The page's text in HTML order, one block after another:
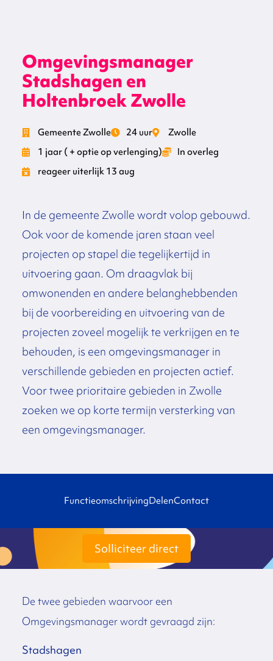
Omgevingsmanager
Stadshagen en
Holtenbroek Zwolle
Gemeente Zwolle 24 uur
Zwolle
1 jaar ( + optie op verlenging)
In overleg
reageer uiterlijk 13 aug
In de gemeente Zwolle wordt volop gebouwd.
Ook voor de komende jaren staan veel
projecten op stapel die tegelijkertijd in
uitvoering gaan. Om draagvlak bij
omwonenden en andere belanghebbenden
bij de voorbereiding en uitvoering van de
projecten zoveel mogelijk te verkrijgen en te
behouden, is een omgevingsmanager in
verschillende gebieden en projecten actief.
Voor twee prioritaire gebieden in Zwolle
zoeken we op korte termijn versterking van
een omgevingsmanager.
FunctieomschrijvingDelenContact
Solliciteer direct
De twee gebieden waarvoor een
Omgevingsmanager wordt gevraagd zijn:
Stadshagen